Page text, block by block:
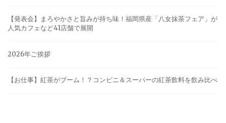
【発表会】まろやかさと旨みが持ち味！福岡県産「八女抹茶フェア」が
人気カフェなど41店舗で展開
2026年ご挨拶
【お仕事】紅茶がブーム！？コンビニ＆スーパーの紅茶飲料を飲み比べ